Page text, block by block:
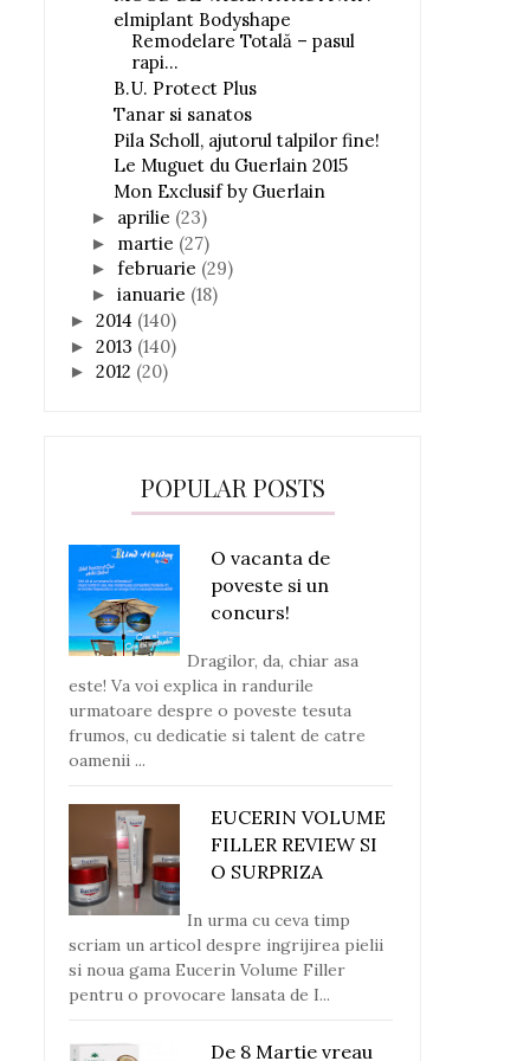
elmiplant Bodyshape
Remodelare Totală – pasul
rapi...
B.U. Protect Plus
Tanar si sanatos
Pila Scholl, ajutorul talpilor fine!
Le Muguet du Guerlain 2015
Mon Exclusif by Guerlain
► aprilie (23)
► martie (27)
► februarie (29)
► ianuarie (18)
► 2014 (140)
► 2013 (140)
► 2012 (20)
POPULAR POSTS
O vacanta de
poveste si un
concurs!
Dragilor, da, chiar asa
este! Va voi explica in randurile
urmatoare despre o poveste tesuta
frumos, cu dedicatie si talent de catre
oamenii ...
EUCERIN VOLUME
FILLER REVIEW SI
O SURPRIZA
In urma cu ceva timp
scriam un articol despre ingrijirea pielii
si noua gama Eucerin Volume Filler
pentru o provocare lansata de I...
De 8 Martie vreau